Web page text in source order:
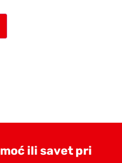
ili savet pri